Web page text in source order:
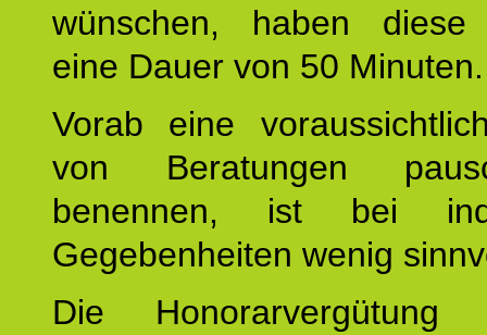
wünschen, haben diese
eine Dauer von 50 Minuten.
Vorab eine
von Beratungen
benennen, ist bei
Gegebenheiten wenig
Die